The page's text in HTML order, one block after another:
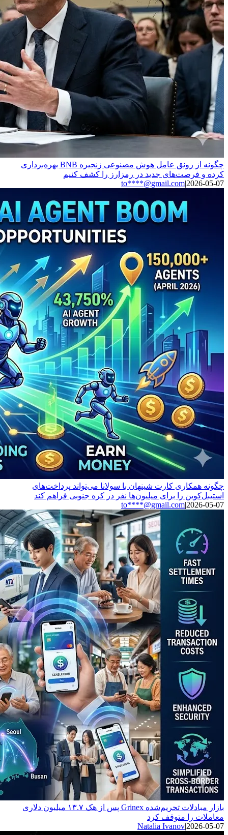
چگونه از رونق عامل هوش مصنوعی زنجیره BNB بهره‌برداری
کرده و فرصت‌های جدید در رمزارز را کشف کنیم
to****@gmail.com|2026-05-07
چگونه همکاری کارت شینهان با سولانا می‌تواند پرداخت‌های
استیبل‌کوین را برای میلیون‌ها نفر در کره جنوبی فراهم کند
to****@gmail.com|2026-05-07
بازار مبادلات تحریم‌شده Grinex پس از هک ۱۳.۷ میلیون دلاری
معاملات را متوقف کرد
Natalia Ivanov|2026-05-07